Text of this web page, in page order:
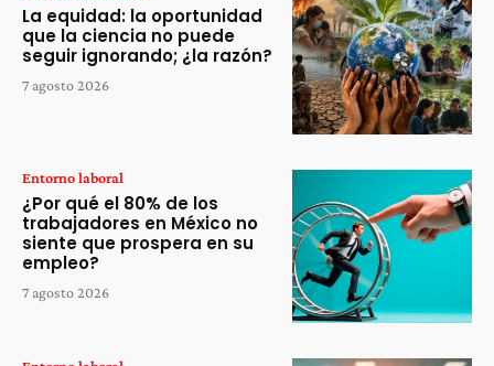
La equidad: la oportunidad
que la ciencia no puede
seguir ignorando; ¿la razón?
7 agosto 2026
Entorno laboral
¿Por qué el 80% de los
trabajadores en México no
siente que prospera en su
empleo?
7 agosto 2026